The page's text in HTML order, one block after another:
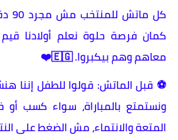
كل
كمان فرصة حلوة نعلم أولادنا
معاهم وهم بيكبروا. 🇪🇬❤️
⚽ قبل الماتش: قولوا للطفل إننا
ونستمتع بالمباراة، سواء كسب
المتعة والانتماء، مش الضغط على